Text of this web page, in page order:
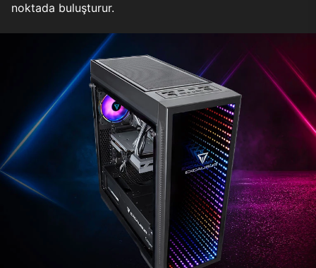
noktada buluşturur.